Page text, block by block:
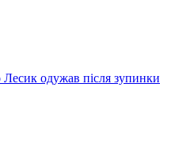
одужав після зупинки